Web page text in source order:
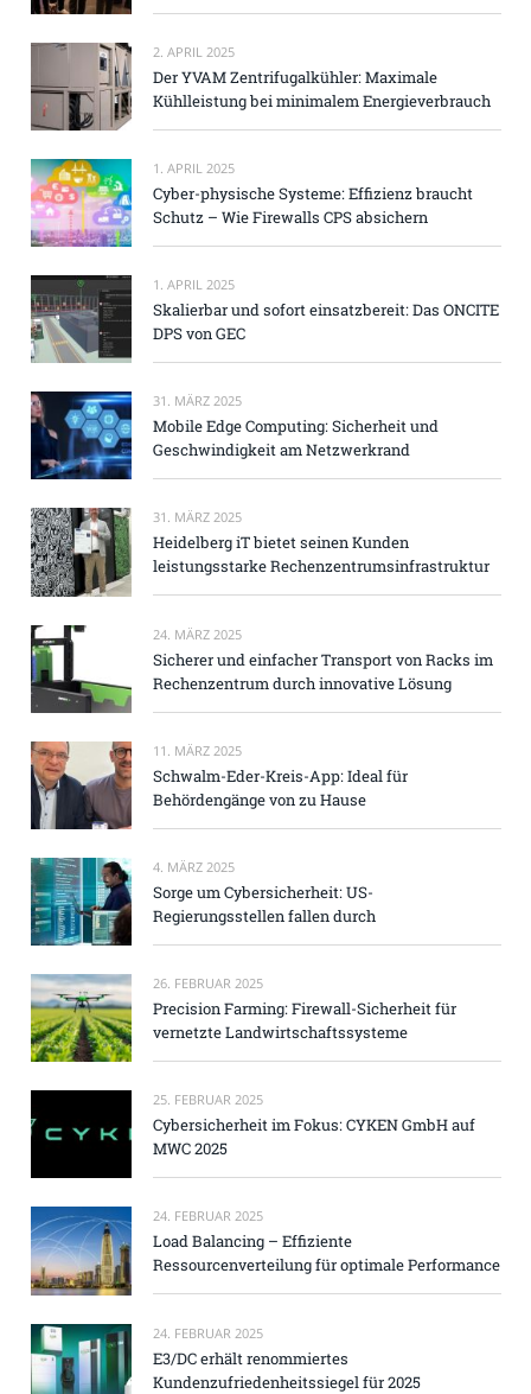
2. APRIL 2025
Der YVAM Zentrifugalkühler: Maximale
Kühlleistung bei minimalem Energieverbrauch
1. APRIL 2025
Cyber-physische Systeme: Effizienz braucht
Schutz – Wie Firewalls CPS absichern
1. APRIL 2025
Skalierbar und sofort einsatzbereit: Das ONCITE
DPS von GEC
31. MÄRZ 2025
Mobile Edge Computing: Sicherheit und
Geschwindigkeit am Netzwerkrand
31. MÄRZ 2025
Heidelberg iT bietet seinen Kunden
leistungsstarke Rechenzentrumsinfrastruktur
24. MÄRZ 2025
Sicherer und einfacher Transport von Racks im
Rechenzentrum durch innovative Lösung
11. MÄRZ 2025
Schwalm-Eder-Kreis-App: Ideal für
Behördengänge von zu Hause
4. MÄRZ 2025
Sorge um Cybersicherheit: US-
Regierungsstellen fallen durch
26. FEBRUAR 2025
Precision Farming: Firewall-Sicherheit für
vernetzte Landwirtschaftssysteme
25. FEBRUAR 2025
Cybersicherheit im Fokus: CYKEN GmbH auf
MWC 2025
24. FEBRUAR 2025
Load Balancing – Effiziente
Ressourcenverteilung für optimale Performance
24. FEBRUAR 2025
E3/DC erhält renommiertes
Kundenzufriedenheitssiegel für 2025